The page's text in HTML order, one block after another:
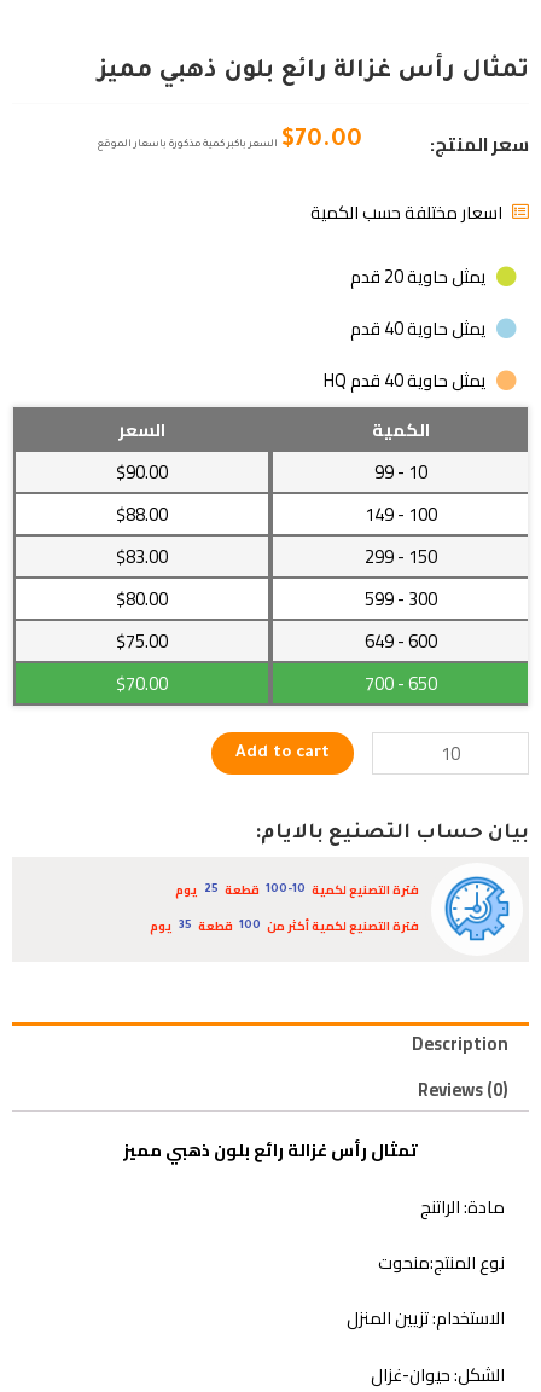
تمثال رأس غزالة رائع بلون ذهبي مميز
سعر المنتج: $70.00 السعر باكبر كمية مذكورة باسعار الموقع
اسعار مختلفة حسب الكمية
يمثل حاوية 20 قدم
يمثل حاوية 40 قدم
يمثل حاوية 40 قدم HQ
الكمية
السعر
10
- 99
$90.00
100
- 149
$88.00
150
- 299
$83.00
300
- 599
$80.00
600
- 649
$75.00
650
- 700
$70.00
تمثال
رأس
رائع
بلون
مميز
quantity
Add to cart
بيان حساب التصنيع بالايام:
فترة التصنيع لكمية 100-10 قطعة 25
يوم
فترة التصنيع لكمية أكثر من
100 قطعة 35 يوم
Description
Reviews (0)
تمثال رأس غزالة رائع بلون ذهبي مميز
مادة: الراتنج
نوع المنتج:منحوت
الاستخدام: تزيين المنزل
الشكل: حيوان-غزال